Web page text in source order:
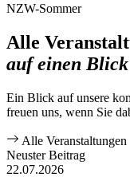
NZW-Sommer
Alle
auf einen Blick
Ein Blick auf unsere
freuen uns, wenn Sie
Alle Veranstaltungen
Neuster Beitrag
22.07.2026